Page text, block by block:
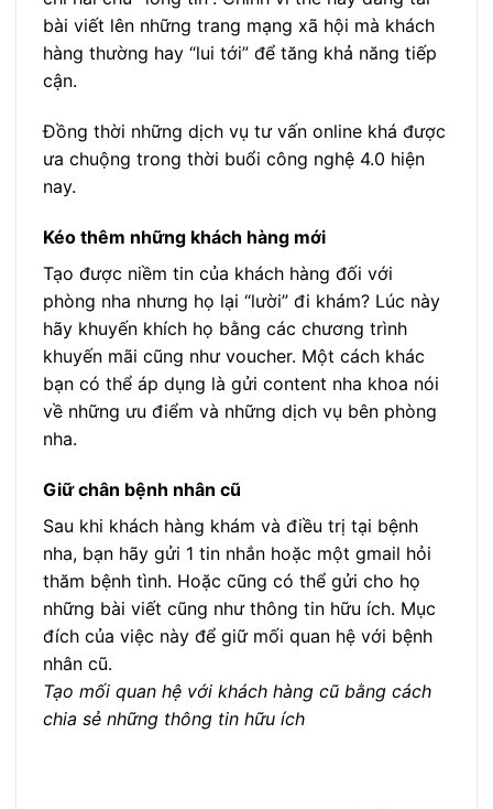
bài viết lên những trang mạng xã hội mà khách
hàng thường hay “lui tới” để tăng khả năng tiếp
cận.
Đồng thời những dịch vụ tư vấn online khá được
ưa chuộng trong thời buổi công nghệ 4.0 hiện
nay.
Kéo thêm những khách hàng mới
Tạo được niềm tin của khách hàng đối với
phòng nha nhưng họ lại “lười” đi khám? Lúc này
hãy khuyến khích họ bằng các chương trình
khuyến mãi cũng như voucher. Một cách khác
bạn có thể áp dụng là gửi content nha khoa nói
về những ưu điểm và những dịch vụ bên phòng
nha.
Giữ chân bệnh nhân cũ
Sau khi khách hàng khám và điều trị tại bệnh
nha, bạn hãy gửi 1 tin nhắn hoặc một gmail hỏi
thăm bệnh tình. Hoặc cũng có thể gửi cho họ
những bài viết cũng như thông tin hữu ích. Mục
đích của việc này để giữ mối quan hệ với bệnh
nhân cũ.
Tạo mối quan hệ với khách hàng cũ bằng cách
chia sẻ những thông tin hữu ích